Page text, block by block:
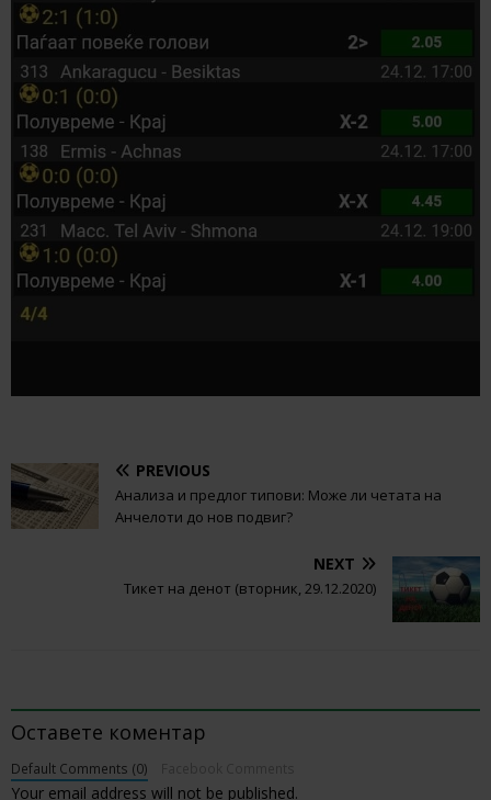
PREVIOUS
Анализа и предлог типови: Може ли четата на
Анчелоти до нов подвиг?
NEXT
Тикет на денот (вторник, 29.12.2020)
Оставете коментар
Default Comments (0)
Your email address will not be published.